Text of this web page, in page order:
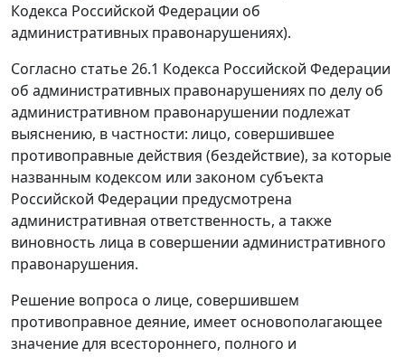
Кодекса Российской Федерации об
административных правонарушениях).
Согласно статье 26.1 Кодекса Российской Федерации
об административных правонарушениях по делу об
административном правонарушении подлежат
выяснению, в частности: лицо, совершившее
противоправные действия (бездействие), за которые
названным кодексом или законом субъекта
Российской Федерации предусмотрена
административная ответственность, а также
виновность лица в совершении административного
правонарушения.
Решение вопроса о лице, совершившем
противоправное деяние, имеет основополагающее
значение для всестороннего, полного и